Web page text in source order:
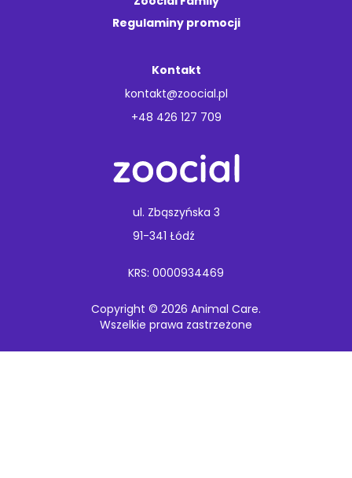
Regulaminy promocji
Kontakt
kontakt@zoocial.pl
+48 426 127 709
ul. Zbąszyńska 3
91-341 Łódź
KRS: 0000934469
Copyright © 2026 Animal Care.
Wszelkie prawa zastrzeżone